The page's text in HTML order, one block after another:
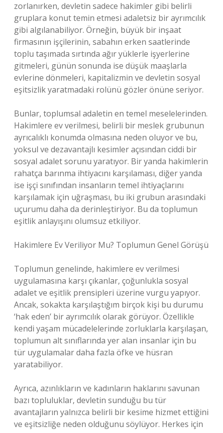
zorlanırken, devletin sadece hakimler gibi belirli
gruplara konut temin etmesi adaletsiz bir ayrımcılık
gibi algılanabiliyor. Örneğin, büyük bir inşaat
firmasının işçilerinin, sabahın erken saatlerinde
toplu taşımada sırtında ağır yüklerle işyerlerine
gitmeleri, günün sonunda ise düşük maaşlarla
evlerine dönmeleri, kapitalizmin ve devletin sosyal
eşitsizlik yaratmadaki rolünü gözler önüne seriyor.
Bunlar, toplumsal adaletin en temel meselelerinden.
Hakimlere ev verilmesi, belirli bir meslek grubunun
ayrıcalıklı konumda olmasına neden oluyor ve bu,
yoksul ve dezavantajlı kesimler açısından ciddi bir
sosyal adalet sorunu yaratıyor. Bir yanda hakimlerin
rahatça barınma ihtiyacını karşılaması, diğer yanda
ise işçi sınıfından insanların temel ihtiyaçlarını
karşılamak için uğraşması, bu iki grubun arasındaki
uçurumu daha da derinleştiriyor. Bu da toplumun
eşitlik anlayışını olumsuz etkiliyor.
Hakimlere Ev Veriliyor Mu? Toplumun Genel Görüşü
Toplumun genelinde, hakimlere ev verilmesi
uygulamasına karşı çıkanlar, çoğunlukla sosyal
adalet ve eşitlik prensipleri üzerine vurgu yapıyor.
Ancak, sokakta karşılaştığım birçok kişi bu durumu
‘hak eden’ bir ayrımcılık olarak görüyor. Özellikle
kendi yaşam mücadelelerinde zorluklarla karşılaşan,
toplumun alt sınıflarında yer alan insanlar için bu
tür uygulamalar daha fazla öfke ve hüsran
yaratabiliyor.
Ayrıca, azınlıkların ve kadınların haklarını savunan
bazı topluluklar, devletin sunduğu bu tür
avantajların yalnızca belirli bir kesime hizmet ettiğini
ve eşitsizliğe neden olduğunu söylüyor. Herkes için